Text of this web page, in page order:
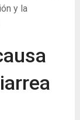
y la